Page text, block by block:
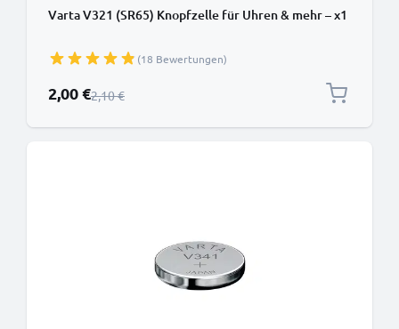
Varta V321 (SR65) Knopfzelle für Uhren & mehr – x1
(18 Bewertungen)
Sonderpreis
2,00 €Regulärer Preis
2,10 €